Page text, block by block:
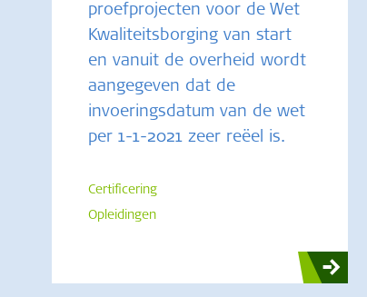
proefprojecten voor de Wet
Kwaliteitsborging van start
en vanuit de overheid wordt
aangegeven dat de
invoeringsdatum van de wet
per 1-1-2021 zeer reëel is.
Certificering
Opleidingen